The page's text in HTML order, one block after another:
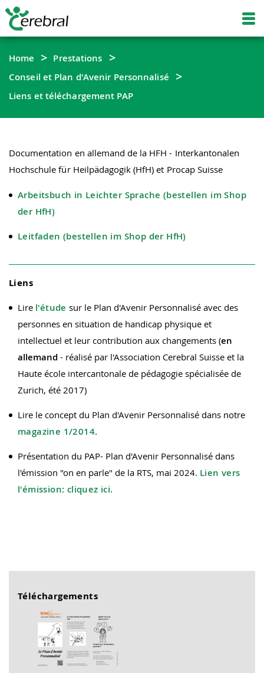
Home
Prestations
Conseil et Plan d'Avenir Personnalisé
Liens et téléchargement PAP
Documentation en allemand de la HFH - Interkantonalen
Hochschule für Heilpädagogik (HfH) et Procap Suisse
Arbeitsbuch in Leichter Sprache (bestellen im Shop
der HfH)
Leitfaden (bestellen im Shop der HfH)
Liens
Lire l'étude sur le Plan d'Avenir Personnalisé avec des
personnes en situation de handicap physique et
intellectuel et leur contribution aux changements (en
allemand - réalisé par l'Association Cerebral Suisse et la
Haute école intercantonale de pédagogie spécialisée de
Zurich, été 2017)
Lire le concept du Plan d'Avenir Personnalisé dans notre
magazine 1/2014.
Présentation du PAP- Plan d'Avenir Personnalisé dans
l'émission "on en parle" de la RTS, mai 2024. Lien vers
l'émission: cliquez ici.
Téléchargements